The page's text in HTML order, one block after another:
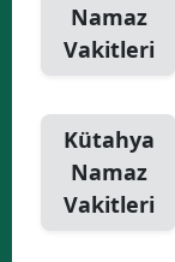
Namaz
Vakitleri
Kütahya
Namaz
Vakitleri